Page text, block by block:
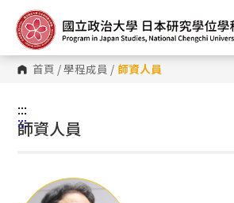
到
主
要
內
容 首頁 /學程成員 / 師資人員
:::
:::
師資人員